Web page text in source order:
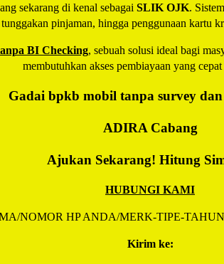
sekarang di kenal sebagai SLIK OJK.
tunggakan pinjaman, hingga penggunaan kartu
BI Checking, sebuah solusi ideal bagi
membutuhkan akses pembiayaan yang
Gadai bpkb mobil tanpa survey
ADIRA Cabang
Ajukan Sekarang! Hitung
HUBUNGI KAMI
NOMOR HP ANDA/MERK-TIPE-
Kirim ke: